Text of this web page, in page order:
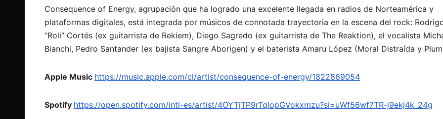
Consequence of Energy, agrupación que ha logrado una excelente llegada en radios de Norteamérica y
plataformas digitales, está integrada por músicos de connotada trayectoria en la escena del rock:
“Roli” Cortés (ex guitarrista de Rekiem), Diego Sagredo (ex guitarrista de The Reaktion), el vocalista
Bianchi, Pedro Santander (ex bajista Sangre Aborigen) y el baterista Amaru López (Moral Distraída y
Apple Music https://music.apple.com/cl/artist/consequence-of-energy/1822869054
Spotify https://open.spotify.com/intl-es/artist/4OYTjTP9rTqlopGVokxmzu?si=uWf56wf7TR-j9ekj4k_24g